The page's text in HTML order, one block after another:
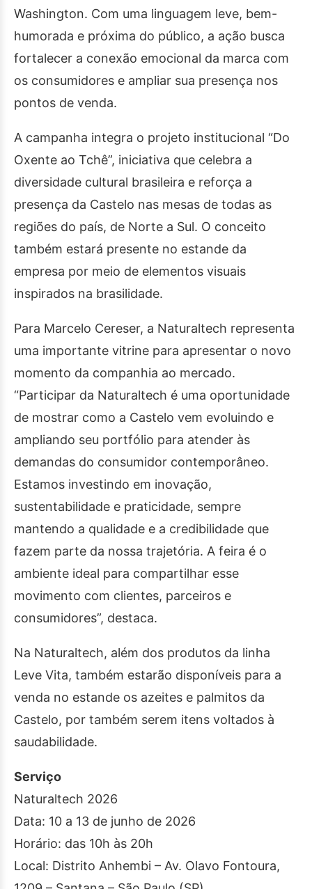
Washington. Com uma linguagem leve, bem-
humorada e próxima do público, a ação busca
fortalecer a conexão emocional da marca com
os consumidores e ampliar sua presença nos
pontos de venda.
A campanha integra o projeto institucional “Do
Oxente ao Tchê”, iniciativa que celebra a
diversidade cultural brasileira e reforça a
presença da Castelo nas mesas de todas as
regiões do país, de Norte a Sul. O conceito
também estará presente no estande da
empresa por meio de elementos visuais
inspirados na brasilidade.
Para Marcelo Cereser, a Naturaltech representa
uma importante vitrine para apresentar o novo
momento da companhia ao mercado.
“Participar da Naturaltech é uma oportunidade
de mostrar como a Castelo vem evoluindo e
ampliando seu portfólio para atender às
demandas do consumidor contemporâneo.
Estamos investindo em inovação,
sustentabilidade e praticidade, sempre
mantendo a qualidade e a credibilidade que
fazem parte da nossa trajetória. A feira é o
ambiente ideal para compartilhar esse
movimento com clientes, parceiros e
consumidores”, destaca.
Na Naturaltech, além dos produtos da linha
Leve Vita, também estarão disponíveis para a
venda no estande os azeites e palmitos da
Castelo, por também serem itens voltados à
saudabilidade.
Serviço
Naturaltech 2026
Data: 10 a 13 de junho de 2026
Horário: das 10h às 20h
Local: Distrito Anhembi – Av. Olavo Fontoura,